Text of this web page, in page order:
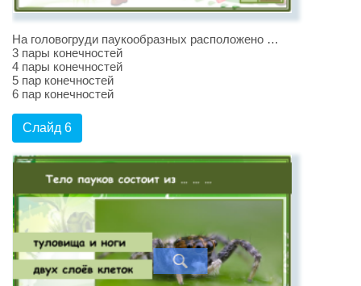
На головогруди паукообразных расположено …
3 пары конечностей
4 пары конечностей
5 пар конечностей
6 пар конечностей
Слайд 6